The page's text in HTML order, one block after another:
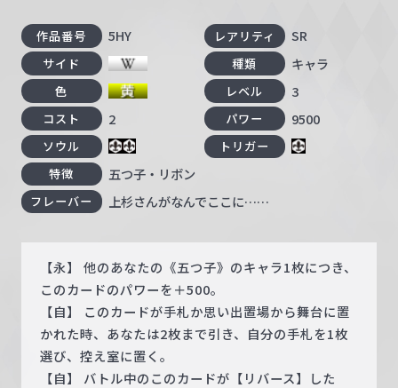
作品番号 5HY レアリティ SR
サイド 種類 キャラ
色 レベル 3
コスト 2 パワー 9500
ソウル
トリガー
特徴
五つ子・リボン
フレーバー 上杉さんがなんでここに……
【永】 他のあなたの《五つ子》のキャラ1枚につき、
このカードのパワーを＋500。
【自】 このカードが手札か思い出置場から舞台に置
かれた時、あなたは2枚まで引き、自分の手札を1枚
選び、控え室に置く。
【自】 バトル中のこのカードが【リバース】した